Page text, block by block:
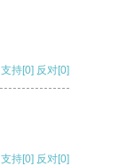
支持[0] 反对[0]
支持[0] 反对[0]